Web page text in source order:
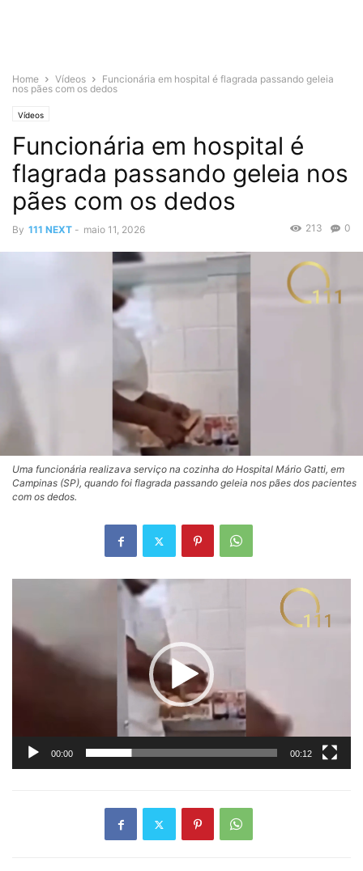
Home Vídeos
Funcionária em hospital é flagrada passando geleia
nos pães com os dedos
Vídeos
Funcionária em hospital é
flagrada passando geleia nos
pães com os dedos
By 111 NEXT - maio 11, 2026 0
213
Uma funcionária realizava serviço na cozinha do Hospital Mário Gatti, em
Campinas (SP), quando foi flagrada passando geleia nos pães dos pacientes
com os dedos.
vídeo
00:00 00:12